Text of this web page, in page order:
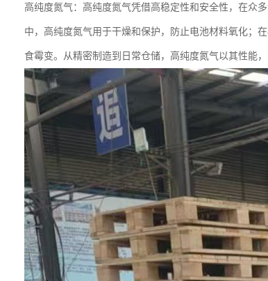
高纯度氮气：高纯度氮气凭借高稳定性和安全性，在众
中，高纯度氮气用于干燥和保护，防止电池材料氧化；
食霉变。从精密制造到日常仓储，高纯度氮气以其性能